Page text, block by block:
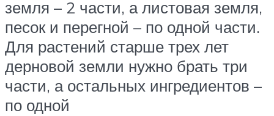
земля – 2 части, а листовая земля,
песок и перегной – по одной части.
Для растений старше трех лет
дерновой земли нужно брать три
части, а остальных ингредиентов –
по одной